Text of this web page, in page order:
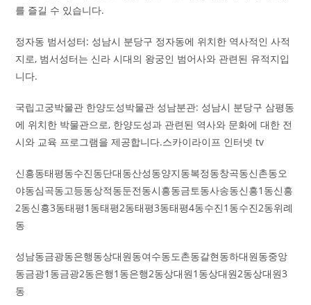
를 즐길 수 있습니다.
정자동 범서성터: 성남시 분당구 정자동에 위치한 역사적인 사적
지로, 범서성터는 신라 시대의 왕궁인 범어사와 관련된 유적지입
니다.
국립고궁박물관 한양도성박물관 성남분관: 성남시 분당구 삼평동
에 위치한 박물관으로, 한양도성과 관련된 역사와 문화에 대한 전
시와 교육 프로그램을 제공합니다.스카이라이프 인터넷 tv
신흥동태평동수진동단대동산성동양지동복정동창곡동신촌동오
야동심곡동고등동상적동둔전동시흥동금토동사송동신흥1동신흥
2동신흥3동태평1동태평2동태평3동태평4동수진1동수진2동위례
동
성남동금광동은행동상대원동여수동도촌동갈현동하대원동중앙
동금광1동금광2동은행1동은행2동상대원1동상대원2동상대원3
동